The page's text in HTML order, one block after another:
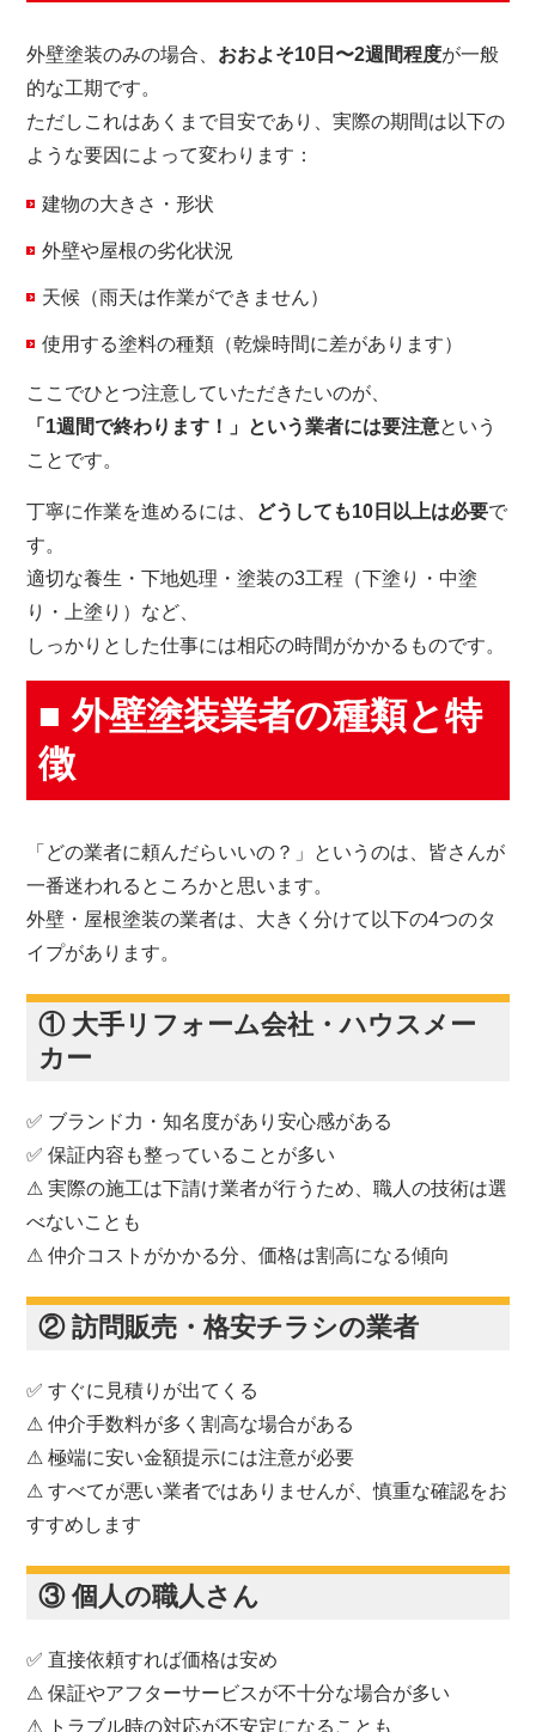
外壁塗装のみの場合、 おおよそ10日〜2週間程度が一般
的な工期です。
ただしこれはあくまで目安であり、実際の期間は以下の
ような要因によって変わります：
建物の大きさ・形状
外壁や屋根の劣化状況
天候（雨天は作業ができません）
使用する塗料の種類（乾燥時間に差があります）
ここでひとつ注意していただきたいのが、
「1週間で終わります！」という業者には要注意という
ことです。
丁寧に作業を進めるには、 どうしても10日以上は必要で
す。
適切な養生・下地処理・塗装の3工程（下塗り・中塗
り・上塗り）など、
しっかりとした仕事には相応の時間がかかるものです。
■ 外壁塗装業者の種類と特
徴
「どの業者に頼んだらいいの？」というのは、皆さんが
一番迷われるところかと思います。
外壁・屋根塗装の業者は、大きく分けて以下の4つのタ
イプがあります。
① 大手リフォーム会社・ハウスメー
カー
✅ ブランド力・知名度があり安心感がある
✅ 保証内容も整っていることが多い
⚠ 実際の施工は下請け業者が行うため、職人の技術は選
べないことも
⚠ 仲介コストがかかる分、価格は割高になる傾向
② 訪問販売・格安チラシの業者
✅ すぐに見積りが出てくる
⚠ 仲介手数料が多く割高な場合がある
⚠ 極端に安い金額提示には注意が必要
⚠ すべてが悪い業者ではありませんが、慎重な確認をお
すすめします
③ 個人の職人さん
✅ 直接依頼すれば価格は安め
⚠ 保証やアフターサービスが不十分な場合が多い
⚠ トラブル時の対応が不安定になることも